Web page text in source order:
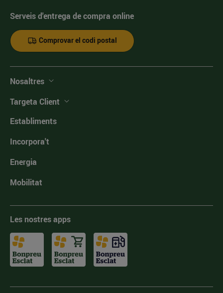
Serveis d'entrega de compra online
Comprovar el codi postal
Nosaltres
Targeta Client
Establiments
Incorpora't
Energia
Mobilitat
Les nostres apps